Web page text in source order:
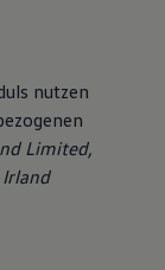
nutzen
Limited,